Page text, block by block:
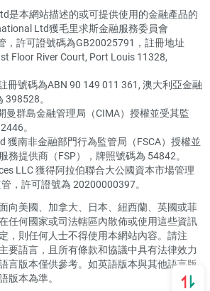
是本網站描述的或可提供使用的金融產品的
Ltd獲毛里求斯金融服務委員會
，許可證號碼為GB20025791，註冊地址
Floor River Court, Port Louis 11328,
冊號碼為ABN 90 149 011 361, 澳大利亞金融
。
曼群島金融管理局（CIMA）授權並受其監
。
獲南非金融部門行為監管局（FSCA）授權並
務提供商（FSP），牌照號碼為 54842。
LLC 獲得阿拉伯聯合大公國資本市場管理
，許可證號為 20200000397。
向美國、加拿大、日本、紐西蘭、英國或菲
任何國家或司法轄區內散佈或使用這些資訊
，則任何人士不得使用本網站內容。請注
要語言，且所有條款和協議中具有法律效力
言版本僅供參考。如英語版本與其他語言版
版本為準。